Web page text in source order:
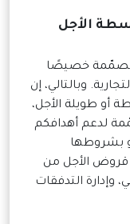
الأجل
مصمّمة خصيصًا
وبالتالي، إن
طويلة الأجل،
لدعم أهدافكم
بشروطها
الأجل من
وإدارة التدفقات